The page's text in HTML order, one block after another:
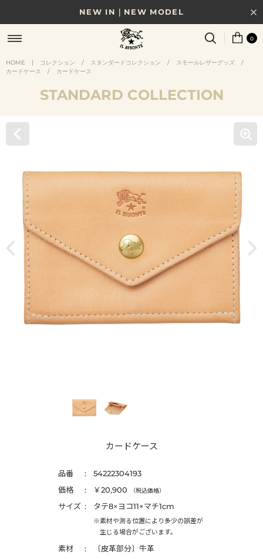
NEW IN｜NEW MODEL
8/17(月)10時まで｜税込11,000円以上で送料無料
贈る相手やシーンから選べる、新しいギフトガイド
0
HOME | コレクション / スタンダードコレクション / スモールレザーグッズ
/
カードケース
/ カードケース
STANDARD COLLECTION
カードケース
品番
54222304193
価格
￥20,900 （税込価格）
サイズ タテ8×ヨコ11×マチ1cm
※素材や測る位置により多少の誤差が
生じる場合がございます。
素材
〔皮革部分〕牛革